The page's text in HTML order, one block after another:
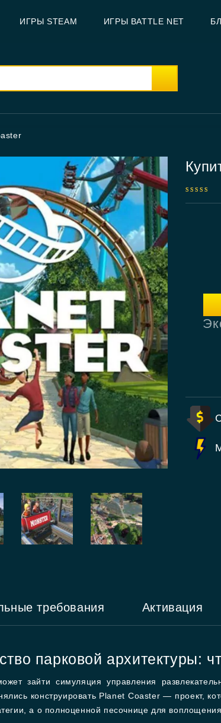
ИГРЫ STEAM ИГРЫ BATTLE NET
требования Активация
парковой архитектуры:
зайти симуляция управления
конструировать Planet Coaster — проект,
а о полноценной песочнице для